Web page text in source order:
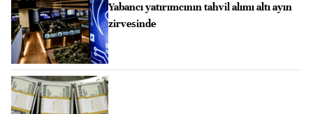
Yabancı yatırımcının tahvil alımı altı ayın
zirvesinde